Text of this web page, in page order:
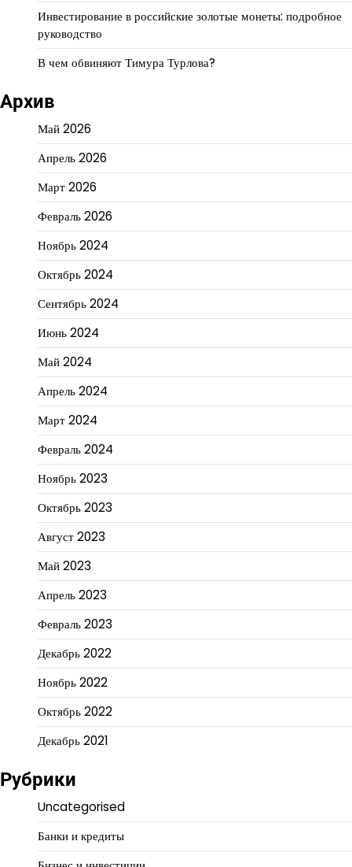
Инвестирование в российские золотые монеты: подробное
руководство
В чем обвиняют Тимура Турлова?
Архив
Май 2026
Апрель 2026
Март 2026
Февраль 2026
Ноябрь 2024
Октябрь 2024
Сентябрь 2024
Июнь 2024
Май 2024
Апрель 2024
Март 2024
Февраль 2024
Ноябрь 2023
Октябрь 2023
Август 2023
Май 2023
Апрель 2023
Февраль 2023
Декабрь 2022
Ноябрь 2022
Октябрь 2022
Декабрь 2021
Рубрики
Uncategorised
Банки и кредиты